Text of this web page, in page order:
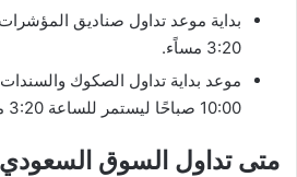
3:20 مساًء.
موعد بداية تداول الصكوك
10:00 صباحًا ليستمر للساعة 3:20 مساءً.
متى تداول السوق السعودي